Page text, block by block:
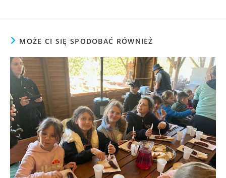
MOŻE CI SIĘ SPODOBAĆ RÓWNIEŻ